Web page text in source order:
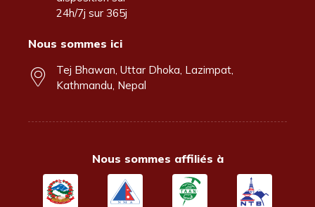
24h/7j sur 365j
Nous sommes ici
Tej Bhawan, Uttar Dhoka, Lazimpat,
Kathmandu, Nepal
Nous sommes affiliés à